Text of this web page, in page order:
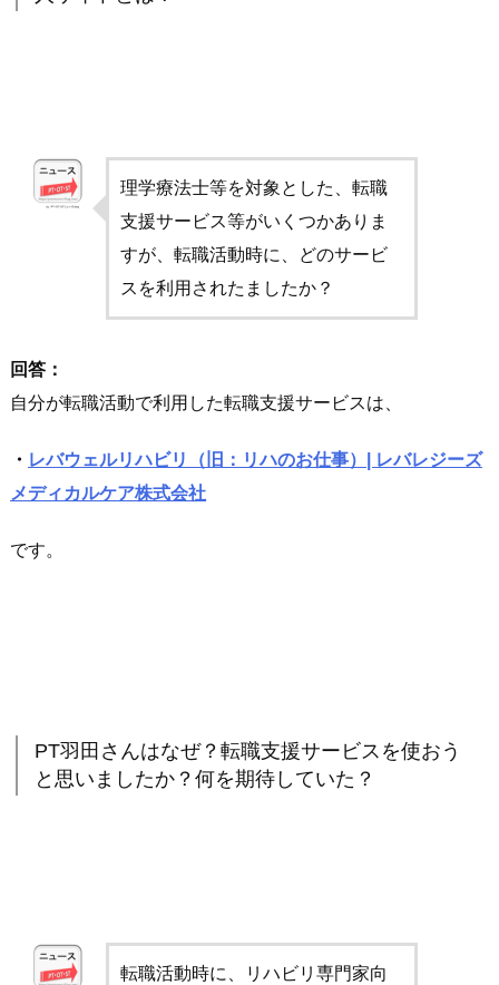
理学療法士等を対象とした、転職
支援サービス等がいくつかありま
すが、転職活動時に、どのサービ
スを利用されたましたか？
回答：
自分が転職活動で利用した転職支援サービスは、
・ レバウェルリハビリ（旧：リハのお仕事）| レバレジーズ
メディカルケア株式会社
です。
PT羽田さんはなぜ？転職支援サービスを使おう
と思いましたか？何を期待していた？
転職活動時に、リハビリ専門家向